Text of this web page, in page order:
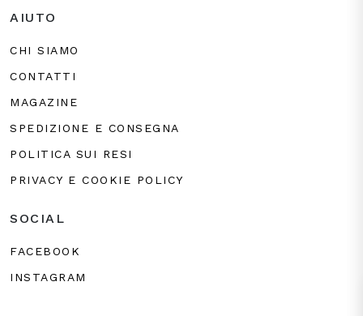
AIUTO
CHI SIAMO
CONTATTI
MAGAZINE
SPEDIZIONE E CONSEGNA
POLITICA SUI RESI
PRIVACY E COOKIE POLICY
SOCIAL
FACEBOOK
INSTAGRAM